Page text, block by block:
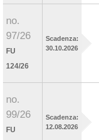
no.
97/26
FU
124/26
Scadenza:
30.10.2026
no.
99/26
FU
Scadenza:
12.08.2026